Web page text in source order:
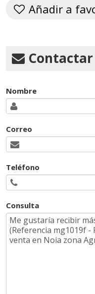
Añadir a
Contactar
Nombre
Correo
Teléfono
Consulta